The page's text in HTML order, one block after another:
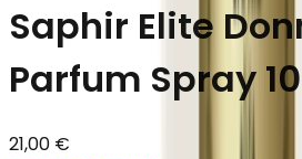
Saphir Elite
Parfum Spray
21,00 €